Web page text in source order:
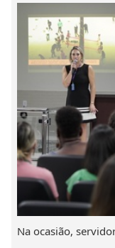
Na ocasião,